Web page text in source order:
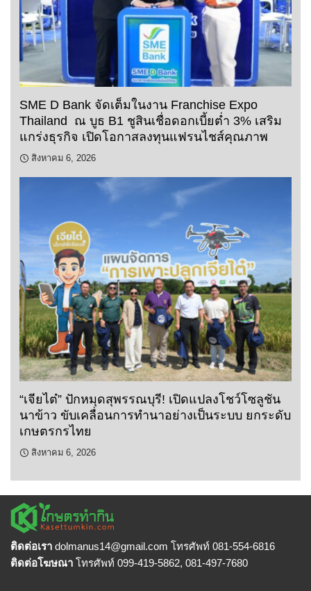
SME D Bank จัดเต็มในงาน Franchise Expo
Thailand ณ บูธ B1 ชูสินเชื่อดอกเบี้ยต่ำ 3% เสริม
แกร่งธุรกิจ เปิดโอกาสลงทุนแฟรนไชส์คุณภาพ
สิงหาคม 6, 2026
“เจียไต๋” ปักหมุดสุพรรณบุรี! เปิดแปลงโชว์โซลูชัน
นาข้าว ขับเคลื่อนการทำนาอย่างเป็นระบบ ยกระดับ
เกษตรกรไทย
สิงหาคม 6, 2026
ติดต่อเรา dolmanus14@gmail.com โทรศัพท์ 081-554-6816
ติดต่อโฆษณา โทรศัพท์ 099-419-5862, 081-497-7680